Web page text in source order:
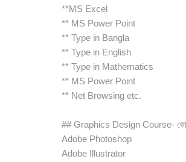
**MS Excel
** MS Power Point
** Type in Bangla
** Type in English
** Type in Mathematics
** MS Power Point
** Net Browsing etc.
## Graphics Design Course-
Adobe Photoshop
Adobe Illustrator